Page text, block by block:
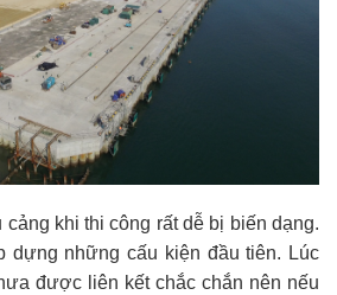
cảng khi thi công rất dễ bị biến dạng.
dựng những cấu kiện đầu tiên. Lúc
được liên kết chắc chắn nên nếu